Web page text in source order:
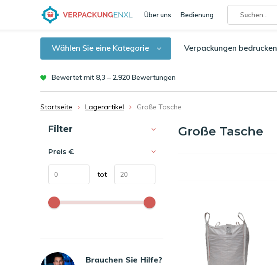
Über uns Bedienung
Wählen Sie eine Kategorie Verpackungen bedrucken
Bewertet mit 8,3 – 2.920 Bewertungen
Startseite Lagerartikel Große Tasche
Große Tasche
Sortieren nach:
Filter
Preis €
tot
Brauchen Sie Hilfe?